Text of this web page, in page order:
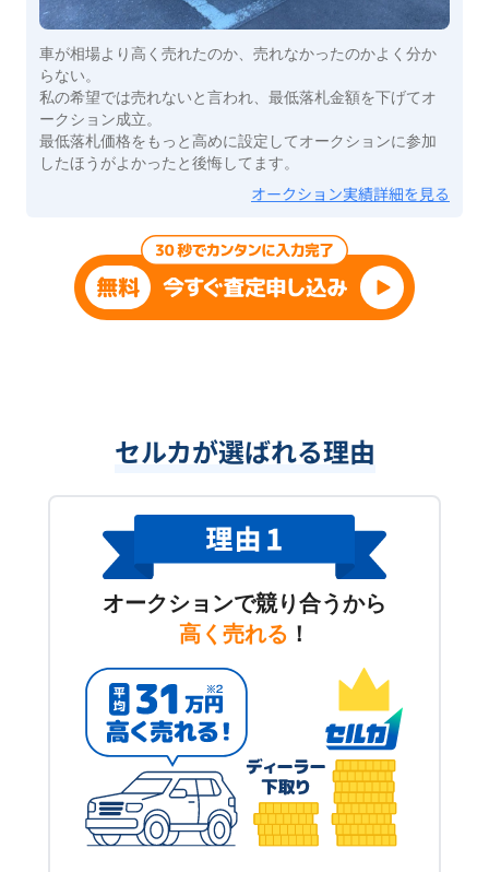
車が相場より高く売れたのか、売れなかったのかよく分か
らない。
私の希望では売れないと言われ、最低落札金額を下げてオ
ークション成立。
最低落札価格をもっと高めに設定してオークションに参加
したほうがよかったと後悔してます。
オークション実績詳細を見る
セルカが選ばれる理由
オークションで競り合うから
高く売れる ！